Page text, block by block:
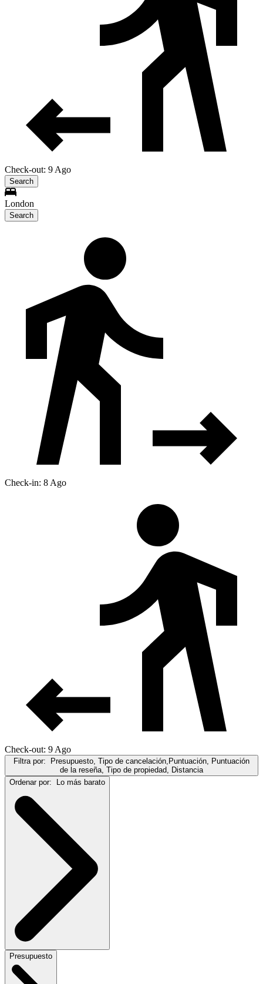
Check-out: 9 Ago
Search
London
Search
Check-in: 8 Ago
Check-out: 9 Ago
Filtra por:
Presupuesto, Tipo de cancelación,Puntuación, Puntuación
de la reseña, Tipo de propiedad, Distancia
Ordenar por:
Lo más barato
Presupuesto